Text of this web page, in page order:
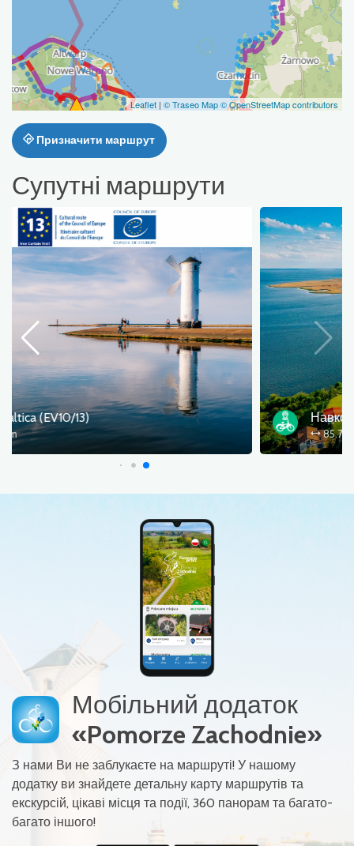
Leaflet | © Traseo Map© OpenStreetMap contributors
Призначити маршрут
Супутні маршрути
Навколо острова Волін
85.7 km
Мобільний додаток
«Pomorze Zachodnie»
З нами Ви не заблукаєте на маршруті! У нашому
додатку ви знайдете детальну карту маршрутів та
екскурсій, цікаві місця та події, 360 панорам та багато-
багато іншого!